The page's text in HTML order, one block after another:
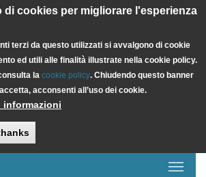
di cookies per migliorare l'esperienza
terzi da questo utilizzati si avvalgono di cookie
ed utili alle finalità illustrate nella cookie policy.
lacookie policy. Chiudendo questo banner
acconsenti all’uso dei cookie.
informazioni